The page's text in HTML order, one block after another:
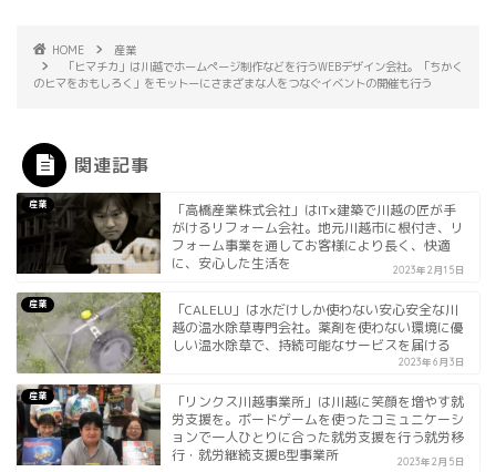
HOME
産業
「ヒマチカ」は川越でホームぺージ制作などを行うWEBデザイン会社。「ちかく
のヒマをおもしろく」をモットーにさまざまな人をつなぐイベントの開催も行う
関連記事
産業
「高橋産業株式会社」はIT×建築で川越の匠が手
がけるリフォーム会社。地元川越市に根付き、リ
フォーム事業を通してお客様により長く、快適
に、安心した生活を
2023年2月15日
産業
「CALELU」は水だけしか使わない安心安全な川
越の温水除草専門会社。薬剤を使わない環境に優
しい温水除草で、持続可能なサービスを届ける
2023年6月3日
産業
「リンクス川越事業所」は川越に笑顔を増やす就
労支援を。ボードゲームを使ったコミュニケーシ
ョンで一人ひとりに合った就労支援を行う就労移
行・就労継続支援B型事業所
2023年2月5日